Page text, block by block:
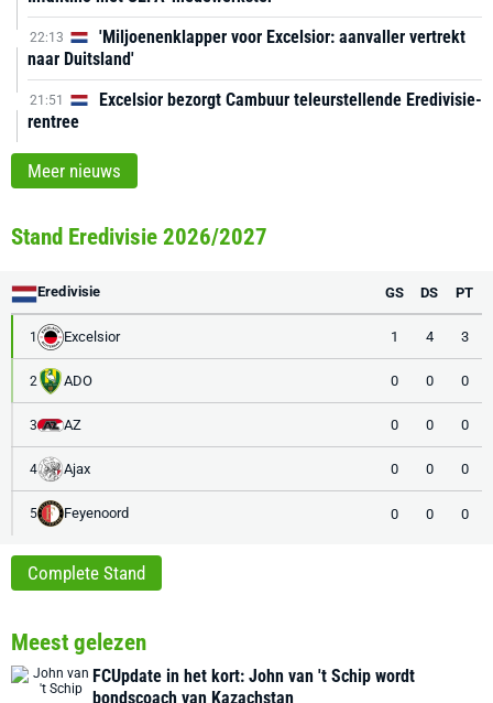
22:13
'Miljoenenklapper voor Excelsior: aanvaller vertrekt
naar Duitsland'
21:51
Excelsior bezorgt Cambuur teleurstellende Eredivisie-
rentree
Meer nieuws
Stand Eredivisie 2026/2027
Eredivisie GS DS PT
1 Excelsior 1 4 3
2 ADO 0 0 0
3 AZ 0 0 0
4 Ajax 0 0 0
5 Feyenoord 0 0 0
Complete Stand
Meest gelezen
FCUpdate in het kort: John van 't Schip wordt
bondscoach van Kazachstan